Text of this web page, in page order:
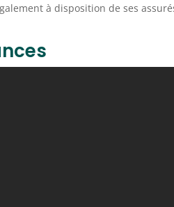
à disposition de ses